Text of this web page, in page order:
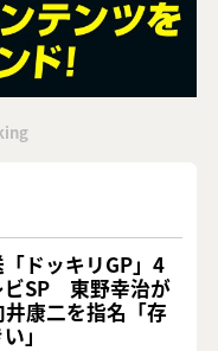
ドッキリGP」4
ビSP 東野幸治が
井康二を指名「存
」